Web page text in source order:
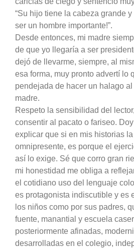
“Su hijo tiene la cabeza grande y
ser un hombre importante!”.
Desde entonces, mi madre
de que yo llegaría a ser
dejó de llevarme, siempre, al
esa forma, muy pronto advertí lo
pendejada de hacer un halago
madre.
Respeto la sensibilidad del
consentir al pacato o fariseo.
explicar que si en mis historias
omnipresente, es porque el
así lo exige. Sé que corro gran
mi honestidad me obliga a
el cotidiano uso del lenguaje
es protagonista indiscutible y es
los niños como por sus padres,
fuente, manantial y escuela
posteriormente afinadas,
desarrolladas en el colegio,